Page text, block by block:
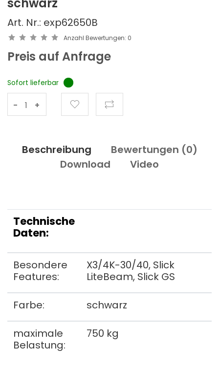
Art. Nr.: exp62650B
Anzahl Bewertungen: 0
Preis auf Anfrage
Sofort lieferbar
- +
Beschreibung Bewertungen (0)
Download
Video
Technische
Daten:
Besondere
Features:
X3/4K-30/40, Slick
LiteBeam, Slick GS
Farbe: schwarz
maximale
Belastung:
750 kg